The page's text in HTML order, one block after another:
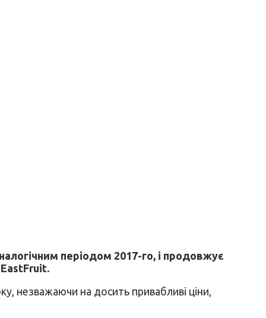
періодом 2017-го, і продовжує
незважаючи на досить привабливі ціни,